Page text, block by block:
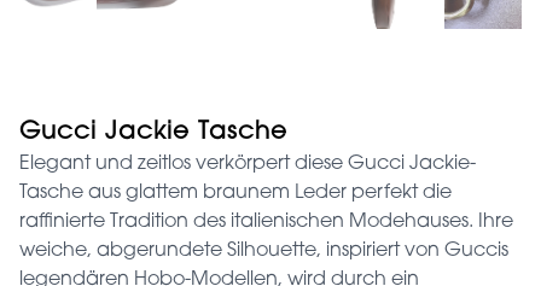
Gucci Jackie Tasche
Elegant und zeitlos verkörpert diese Gucci Jackie-
Tasche aus glattem braunem Leder perfekt die
raffinierte Tradition des italienischen Modehauses. Ihre
weiche, abgerundete Silhouette, inspiriert von Guccis
legendären Hobo-Modellen, wird durch ein